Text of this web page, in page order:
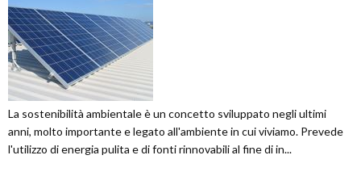
La sostenibilità ambientale è un concetto sviluppato negli ultimi
anni, molto importante e legato all'ambiente in cui viviamo. Prevede
l'utilizzo di energia pulita e di fonti rinnovabili al fine di in...